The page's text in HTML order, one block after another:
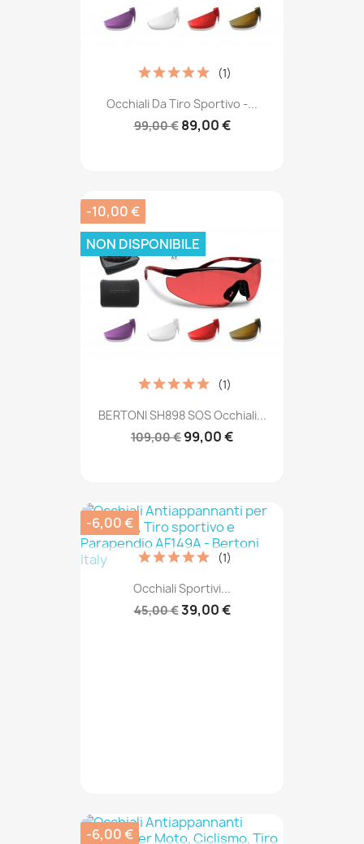
Occhiali Da Tiro Sportivo -...
99,00 € 89,00 €
(1)
BERTONI SH898 SOS Occhiali...
109,00 € 99,00 €
(1)
-10,00 €
NON DISPONIBILE
Occhiali Sportivi...
45,00 €39,00 €
(1)
-6,00 €
-6,00 €